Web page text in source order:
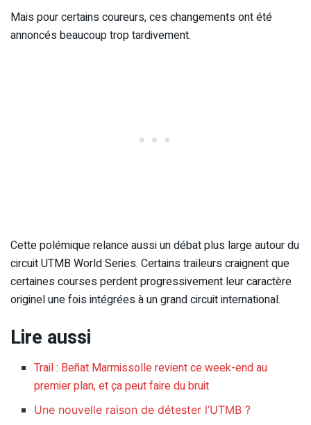
Mais pour certains coureurs, ces changements ont été
annoncés beaucoup trop tardivement.
Cette polémique relance aussi un débat plus large autour du
circuit UTMB World Series. Certains traileurs craignent que
certaines courses perdent progressivement leur caractère
originel une fois intégrées à un grand circuit international.
Lire aussi
Trail : Beñat Marmissolle revient ce week-end au
premier plan, et ça peut faire du bruit
Une nouvelle raison de détester l’UTMB ?